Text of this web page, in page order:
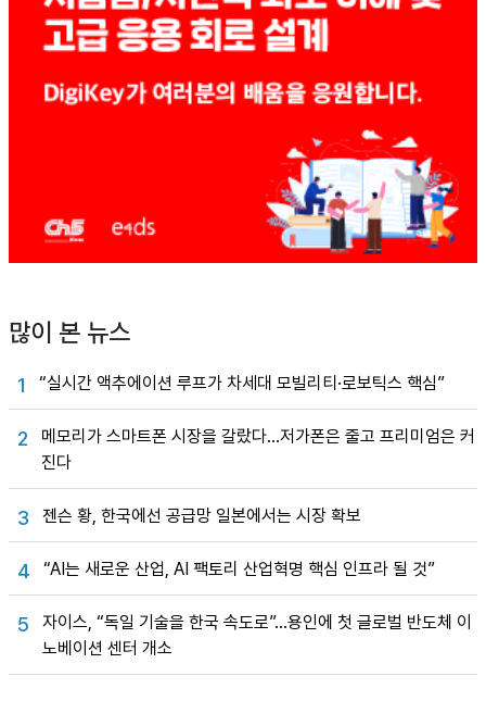
많이 본 뉴스
1 “실시간 액추에이션 루프가 차세대 모빌리티·로보틱스 핵심”
2
메모리가 스마트폰 시장을 갈랐다…저가폰은 줄고 프리미엄은 커
진다
3 젠슨 황, 한국에선 공급망 일본에서는 시장 확보
4 “AI는 새로운 산업, AI 팩토리 산업혁명 핵심 인프라 될 것”
5
자이스, “독일 기술을 한국 속도로”…용인에 첫 글로벌 반도체 이
노베이션 센터 개소